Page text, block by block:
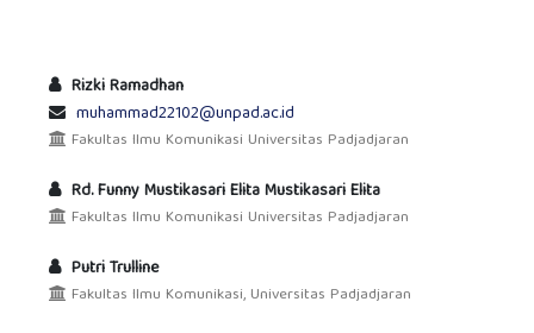
Rizki Ramadhan
muhammad22102@unpad.ac.id
Fakultas Ilmu Komunikasi Universitas Padjadjaran
Rd. Funny Mustikasari Elita Mustikasari Elita
Fakultas Ilmu Komunikasi Universitas Padjadjaran
Putri Trulline
Fakultas Ilmu Komunikasi, Universitas Padjadjaran